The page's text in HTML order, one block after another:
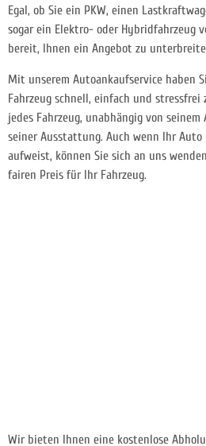
Egal, ob Sie ein PKW, einen
sogar ein Elektro- oder Hybridfahrzeug
bereit, Ihnen ein Angebot zu
Mit unserem Autoankaufservice haben
Fahrzeug schnell, einfach und stressfrei
jedes Fahrzeug, unabhängig von
seiner Ausstattung. Auch wenn Ihr Auto
aufweist, können Sie sich an uns
fairen Preis für Ihr Fahrzeug.
Wir bieten Ihnen eine kostenlose